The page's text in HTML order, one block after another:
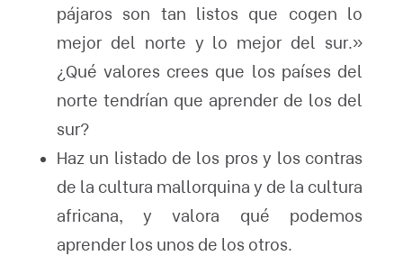
pájaros son tan listos que cogen lo
mejor del norte y lo mejor del sur.»
¿Qué valores crees que los países del
norte tendrían que aprender de los del
sur?
Haz un listado de los pros y los contras
de la cultura mallorquina y de la cultura
africana, y valora qué podemos
aprender los unos de los otros.